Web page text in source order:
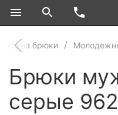
брюки
Брюки
серые 962